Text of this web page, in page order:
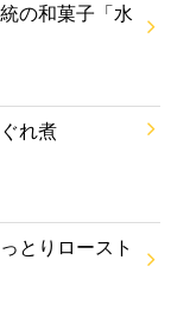
の和菓子「水
れ煮
とりロースト